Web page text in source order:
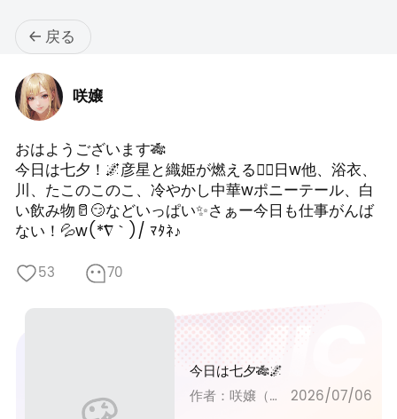
戻る
咲嬢
おはようございます🎋
今日は七夕！🌌彦星と織姫が燃える❤‍🔥日w他、浴衣、
川、たこのこのこ、冷やかし中華wポニーテール、白
い飲み物🥛😏などいっぱい✨さぁー今日も仕事がんば
ない！💦w(*´∇｀)/ ﾏﾀﾈ♪
53 70
今日は七夕🎋🌌
作者：咲嬢（新サブ垢19）
2026/07/06